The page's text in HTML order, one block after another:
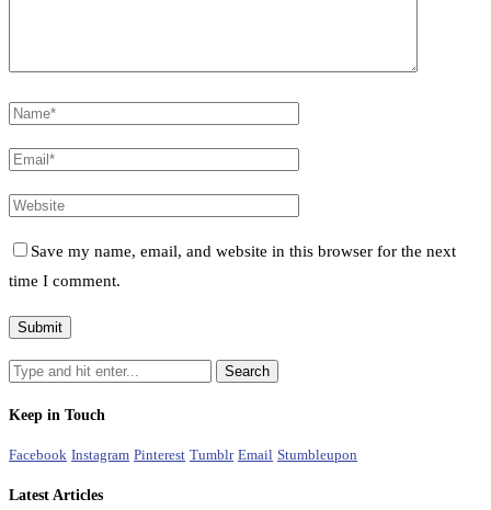
Save my name, email, and website in this browser for the next
time I comment.
Keep in Touch
Facebook Instagram Pinterest Tumblr Email Stumbleupon
Latest Articles